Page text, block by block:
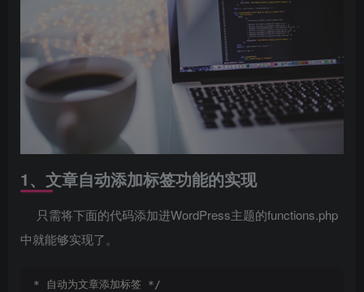
1、文章自动添加标签功能的实现
只需将下面的代码添加进WordPress主题的functions.php
中就能够实现了。
* 自动为文章添加标签 */